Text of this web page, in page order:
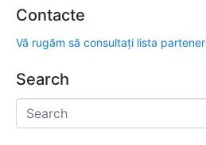
Contacte
Vă rugăm să consultați lista
Search